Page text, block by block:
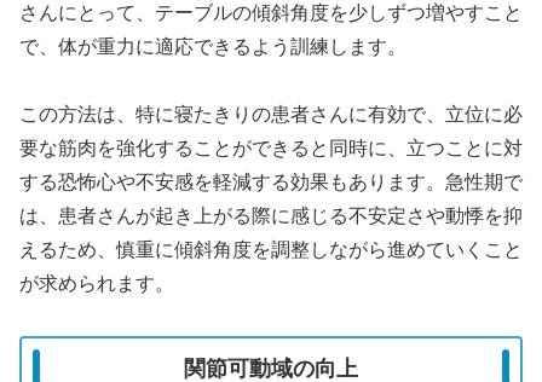
さんにとって、テーブルの傾斜角度を少しずつ増やすこと
で、体が重力に適応できるよう訓練します。
この方法は、特に寝たきりの患者さんに有効で、立位に必
要な筋肉を強化することができると同時に、立つことに対
する恐怖心や不安感を軽減する効果もあります。急性期で
は、患者さんが起き上がる際に感じる不安定さや動悸を抑
えるため、慎重に傾斜角度を調整しながら進めていくこと
が求められます。
関節可動域の向上